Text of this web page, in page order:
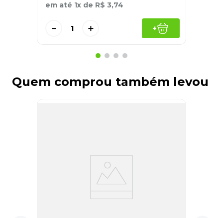
em até 1x de R$ 3,74
＋
－ +
Quem comprou também levou